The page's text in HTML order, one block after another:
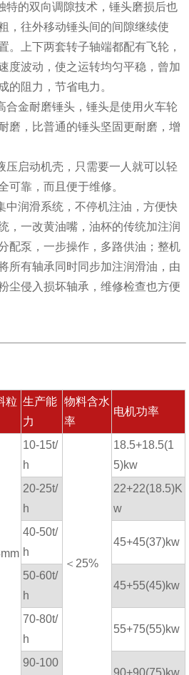
的双向调隙技术，锤头磨损后也
，往外移动锤头间的间隙继续使
。上下两套转子轴端都配有飞轮，
度波动，使之运转均匀平稳，曾加
的阻力，节省电力。
金耐磨锤头，锤头是使用火车轮
磨，比普通的锤头坚固更耐磨，增
启动机壳，只需要一人就可以轻
可靠，而且便于维修。
润滑系统，不停机注油，方便快
，一改黄油嘴，油杯的传统加注润
配泵，一步操作，多路供油；整机
所有轴承同时同步加注润滑油，由
尘侵入损坏轴承，维修检查也方便
粒 生产能
力
物料含水
率
电机功率
10-15t/
h
＜25%
18.5+18.5(1
5)kw
20-25t/
h
22+22(18.5)K
w
40-50t/
h
45+45(37)kw
50-60t/
h
45+55(45)kw
70-80t/
h
55+75(55)kw
90-100